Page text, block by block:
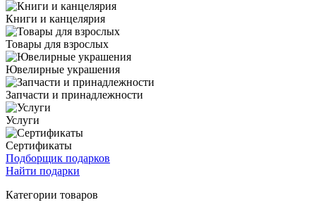
Книги и канцелярия
Товары для взрослых
Ювелирные украшения
Запчасти и принадлежности
Услуги
Сертификаты
Подборщик подарков
Найти подарки
Категории товаров